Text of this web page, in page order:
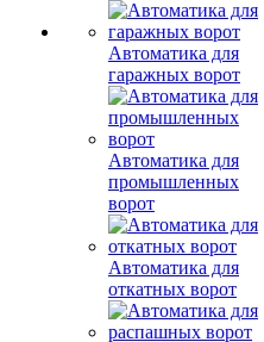
Автоматика для
гаражных ворот
Автоматика для
промышленных
ворот
Автоматика для
откатных ворот